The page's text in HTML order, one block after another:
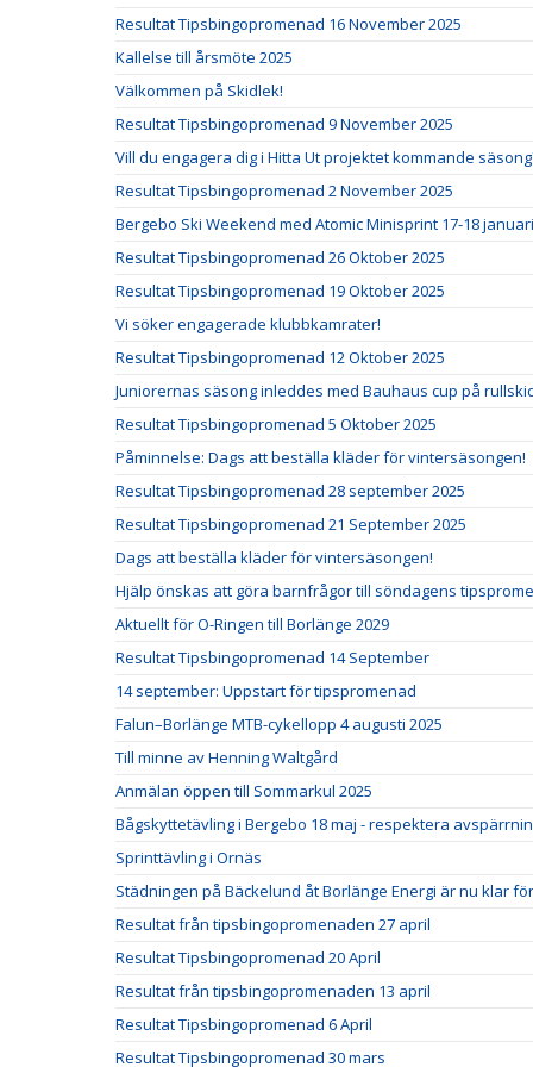
Resultat Tipsbingopromenad 16 November 2025
Kallelse till årsmöte 2025
Välkommen på Skidlek!
Resultat Tipsbingopromenad 9 November 2025
Vill du engagera dig i Hitta Ut projektet kommande
Resultat Tipsbingopromenad 2 November 2025
Bergebo Ski Weekend med Atomic Minisprint 17-18 januari
Resultat Tipsbingopromenad 26 Oktober 2025
Resultat Tipsbingopromenad 19 Oktober 2025
Vi söker engagerade klubbkamrater!
Resultat Tipsbingopromenad 12 Oktober 2025
Juniorernas säsong inleddes med Bauhaus cup på
Resultat Tipsbingopromenad 5 Oktober 2025
Påminnelse: Dags att beställa kläder för vintersäsongen!
Resultat Tipsbingopromenad 28 september 2025
Resultat Tipsbingopromenad 21 September 2025
Dags att beställa kläder för vintersäsongen!
Hjälp önskas att göra barnfrågor till söndagens
Aktuellt för O-Ringen till Borlänge 2029
Resultat Tipsbingopromenad 14 September
14 september: Uppstart för tipspromenad
Falun–Borlänge MTB-cykellopp 4 augusti 2025
Till minne av Henning Waltgård
Anmälan öppen till Sommarkul 2025
Bågskyttetävling i Bergebo 18 maj - respektera
Sprinttävling i Ornäs
Städningen på Bäckelund åt Borlänge Energi är nu klar
Resultat från tipsbingopromenaden 27 april
Resultat Tipsbingopromenad 20 April
Resultat från tipsbingopromenaden 13 april
Resultat Tipsbingopromenad 6 April
Resultat Tipsbingopromenad 30 mars